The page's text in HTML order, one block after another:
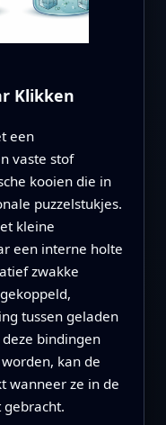
Klikken
een
vaste stof
kooien die in
puzzelstukjes.
kleine
een interne holte
zwakke
tussen geladen
bindingen
kan de
wanneer ze in de